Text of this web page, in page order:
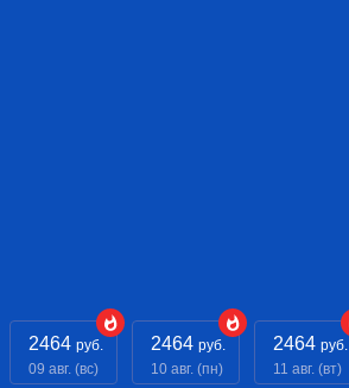
2464 руб.
09 авг. (вс)
2464 руб.
10 авг. (пн)
2464 руб.
11 авг. (вт)